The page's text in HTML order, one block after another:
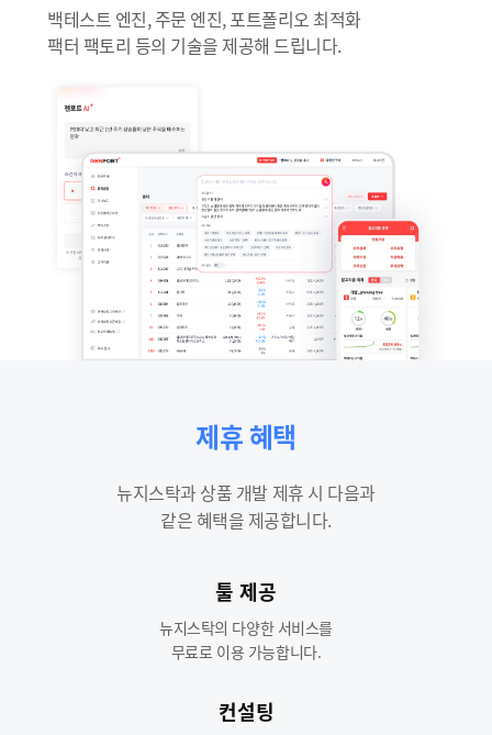
백테스트 엔진, 주문 엔진, 포트폴리오 최적화
팩터 팩토리 등의 기술을 제공해 드립니다.
제휴 혜택
뉴지스탁과 상품 개발 제휴 시 다음과
같은 혜택을 제공합니다.
툴 제공
뉴지스탁의 다양한 서비스를
무료로 이용 가능합니다.
컨설팅